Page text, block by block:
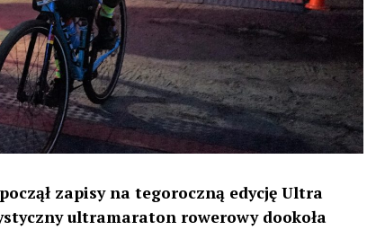
zapisy na tegoroczną edycję Ultra
ultramaraton rowerowy dookoła